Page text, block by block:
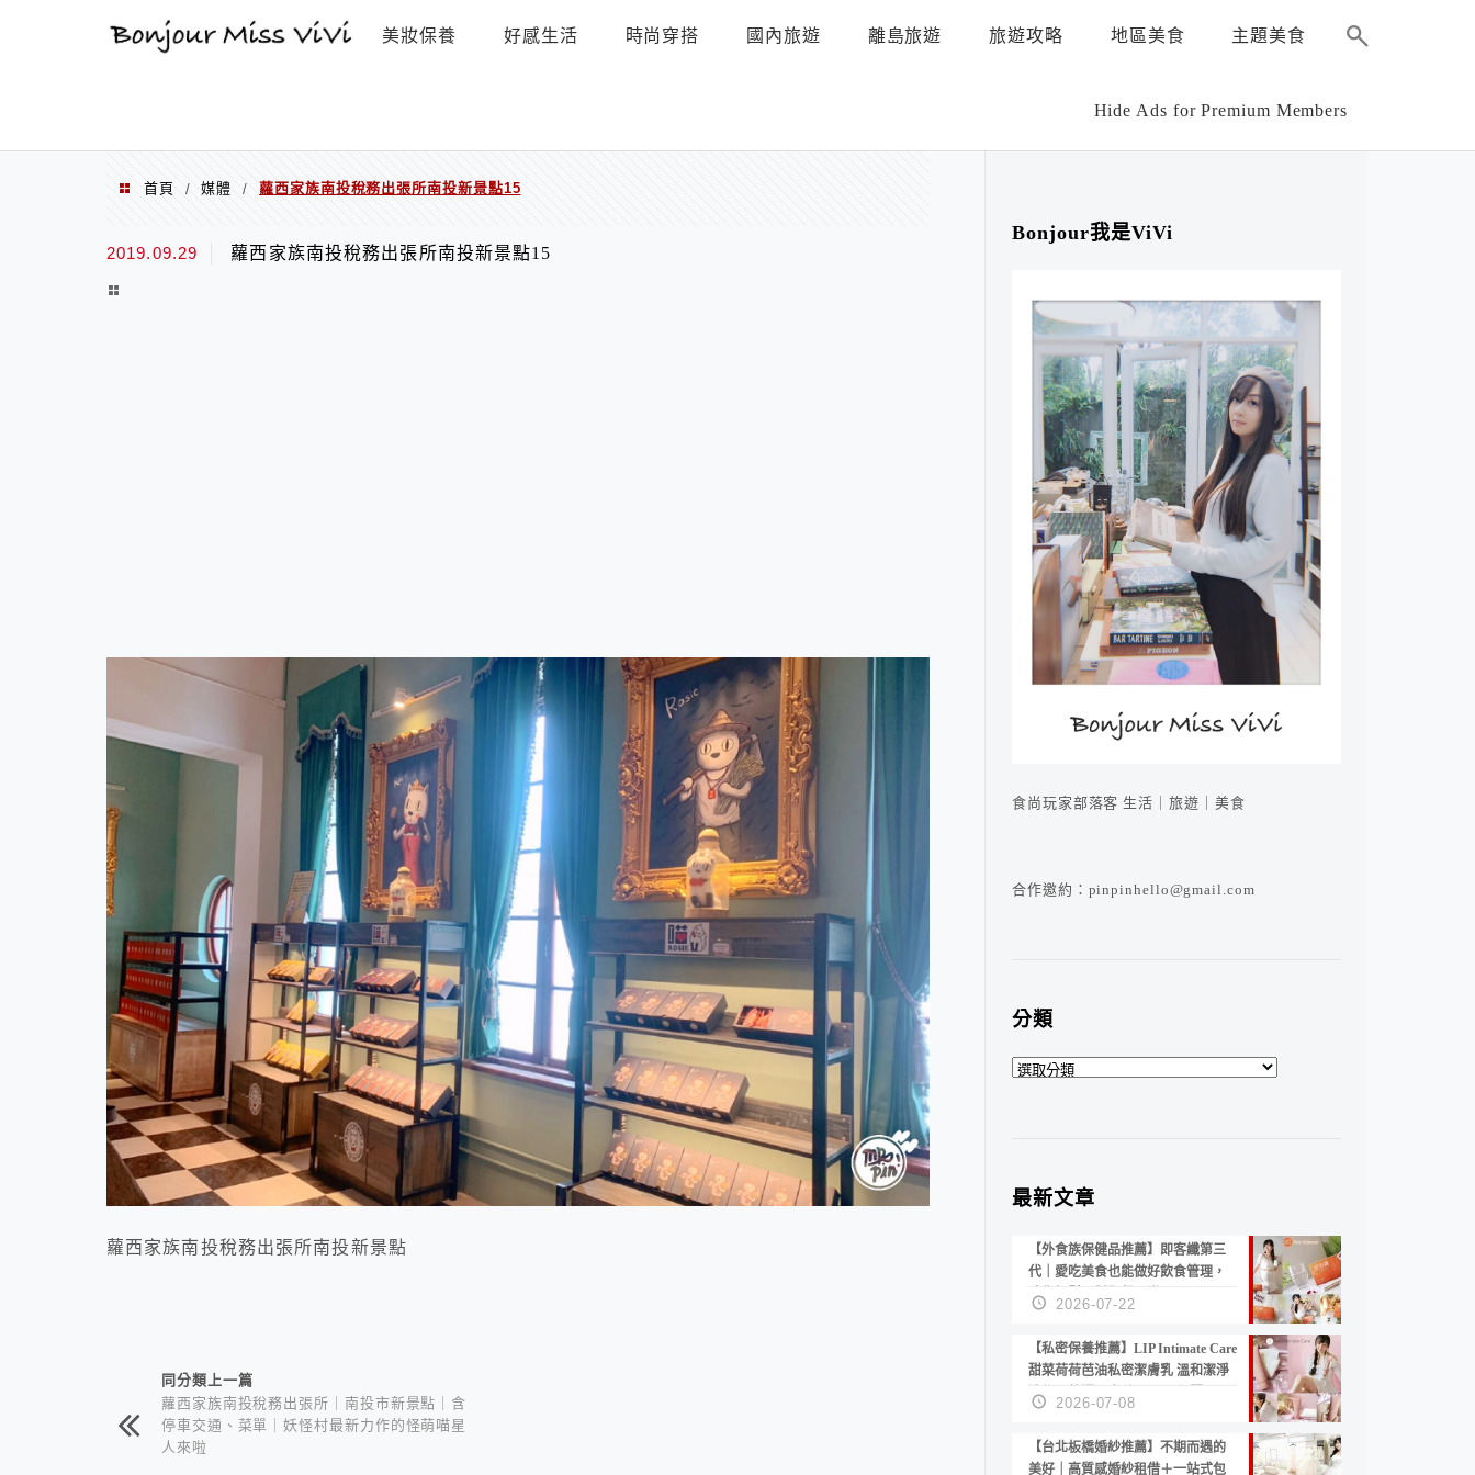
美妝保養 好感生活 時尚穿搭 國內旅遊 離島旅遊 旅遊攻略 地區美食 主題美食
Hide Ads for Premium Members
首頁 / 媒體 / 蘿西家族南投稅務出張所南投新景點15
2019.09.29 蘿西家族南投稅務出張所南投新景點15
蘿西家族南投稅務出張所南投新景點
相連文章同分類上一篇
蘿西家族南投稅務出張所｜南投市新景點｜含
停車交通、菜單｜妖怪村最新力作的怪萌喵星
人來啦
Bonjour我是ViVi
食尚玩家部落客 生活｜旅遊｜美食
合作邀約：pinpinhello@gmail.com
分類
分
最新文章
【外食族保健品推薦】即客纖第三
代｜愛吃美食也能做好飲食管理，
陪你輕鬆面對聚餐日常！
2026-07-22
【私密保養推薦】LIP Intimate Care
甜菜荷荷芭油私密潔膚乳 溫和潔淨
洗後不乾澀 不起泡反而更舒服！
2026-07-08
【台北板橋婚紗推薦】不期而遇的
美好｜高質感婚紗租借＋一站式包